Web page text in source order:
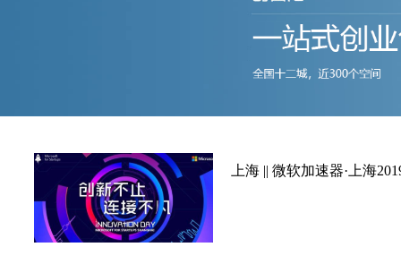
上海 || 微软加速器·上海